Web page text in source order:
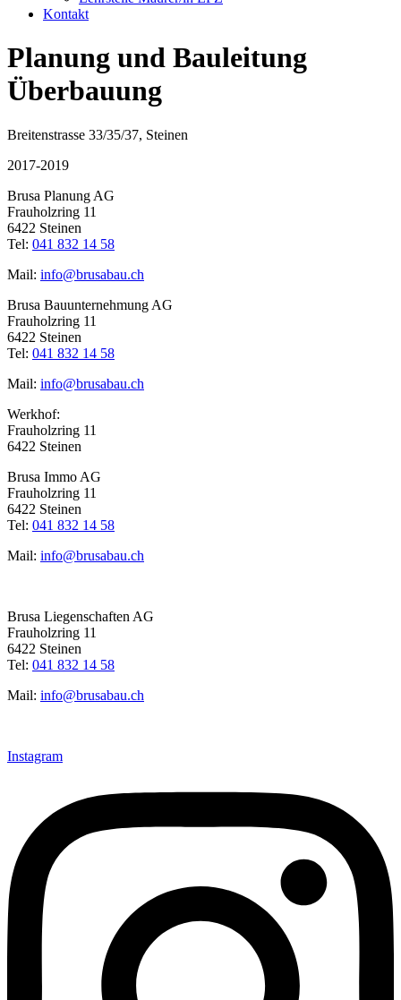
Kontakt
Planung und Bauleitung
Überbauung
Breitenstrasse 33/35/37, Steinen
2017-2019
Brusa Planung AG
Frauholzring 11
6422 Steinen
Tel: 041 832 14 58
Mail: info@brusabau.ch
Brusa Bauunternehmung AG
Frauholzring 11
6422 Steinen
Tel: 041 832 14 58
Mail: info@brusabau.ch
Werkhof:
Frauholzring 11
6422 Steinen
Brusa Immo AG
Frauholzring 11
6422 Steinen
Tel: 041 832 14 58
Mail: info@brusabau.ch
Brusa Liegenschaften AG
Frauholzring 11
6422 Steinen
Tel: 041 832 14 58
Mail: info@brusabau.ch
Instagram